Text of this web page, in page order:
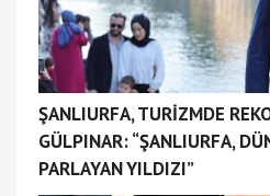
ŞANLIURFA, TURİZMDE
GÜLPINAR: “ŞANLIURFA,
PARLAYAN YILDIZI”